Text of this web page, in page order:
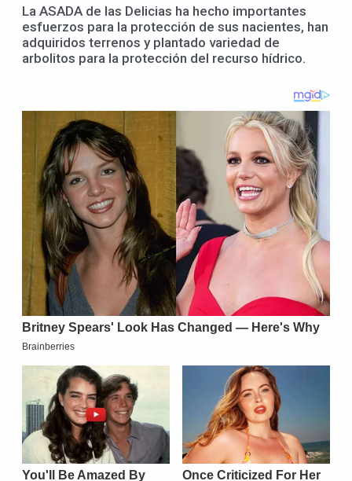
La ASADA de las Delicias ha hecho importantes
esfuerzos para la protección de sus nacientes, han
adquiridos terrenos y plantado variedad de
arbolitos para la protección del recurso hídrico.